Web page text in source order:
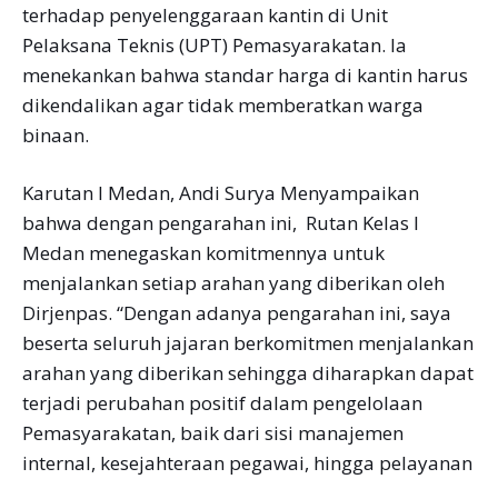
terhadap penyelenggaraan kantin di Unit
Pelaksana Teknis (UPT) Pemasyarakatan. la
menekankan bahwa standar harga di kantin harus
dikendalikan agar tidak memberatkan warga
binaan.
Karutan I Medan, Andi Surya Menyampaikan
bahwa dengan pengarahan ini, Rutan Kelas I
Medan menegaskan komitmennya untuk
menjalankan setiap arahan yang diberikan oleh
Dirjenpas. “Dengan adanya pengarahan ini, saya
beserta seluruh jajaran berkomitmen menjalankan
arahan yang diberikan sehingga diharapkan dapat
terjadi perubahan positif dalam pengelolaan
Pemasyarakatan, baik dari sisi manajemen
internal, kesejahteraan pegawai, hingga pelayanan